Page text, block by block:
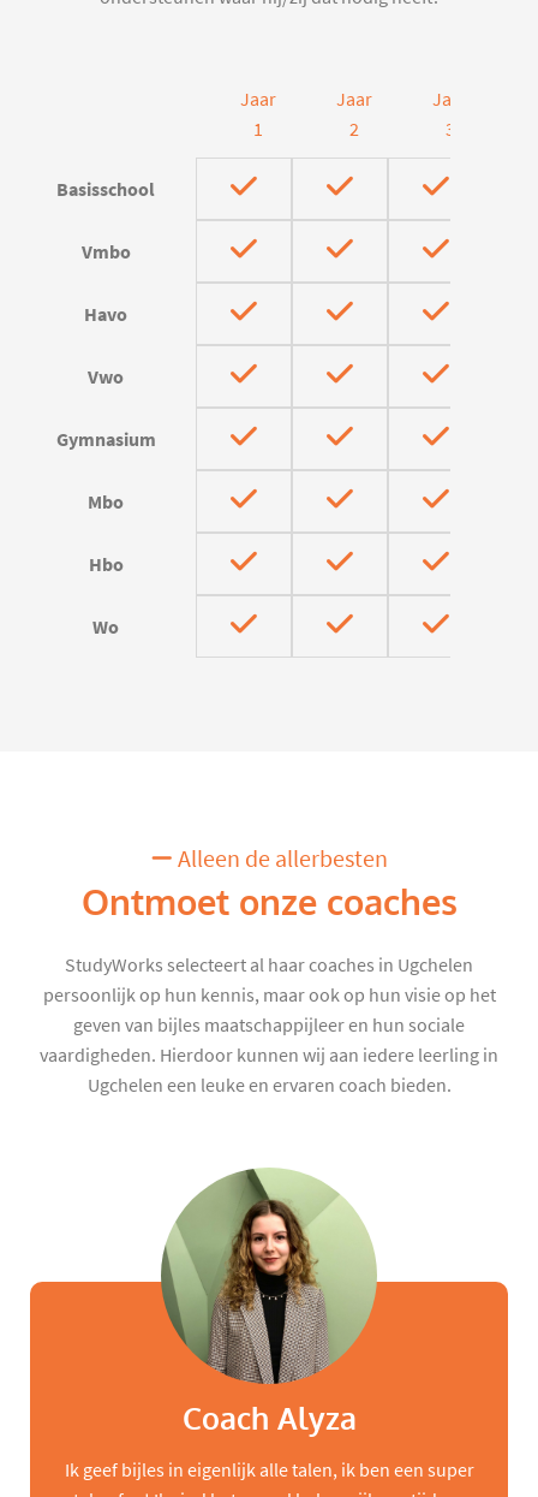
Jaar
1
Jaar
2
Jaar
3
Basisschool
Vmbo
Havo
Vwo
Gymnasium
Mbo
Hbo
Wo
Alleen de allerbesten
Ontmoet onze coaches
StudyWorks selecteert al haar coaches in Ugchelen
persoonlijk op hun kennis, maar ook op hun visie op het
geven van bijles maatschappijleer en hun sociale
vaardigheden. Hierdoor kunnen wij aan iedere leerling in
Ugchelen een leuke en ervaren coach bieden.
Coach Alyza
Ik geef bijles in eigenlijk alle talen, ik ben een super